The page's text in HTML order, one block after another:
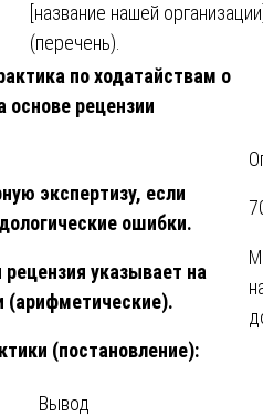
[название нашей
(перечень).
по ходатайствам о
основе рецензии
экспертизу, если
ошибки.
указывает на
(арифметические).
(постановление):
Вывод